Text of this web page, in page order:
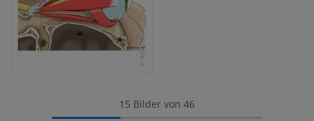
15 Bilder von 46